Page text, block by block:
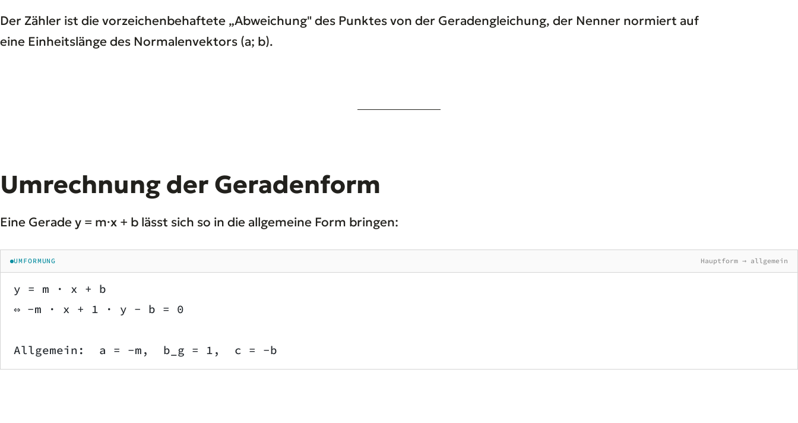
Der Zähler ist die vorzeichenbehaftete „Abweichung" des Punktes von der Geradengleichung, der Nenner normiert auf
eine Einheitslänge des Normalenvektors (a; b).
Umrechnung der Geradenform
Eine Gerade y = m·x + b lässt sich so in die allgemeine Form bringen:
UMFORMUNG Hauptform → allgemein
y = m · x + b
⇔ −m · x + 1 · y − b = 0
Allgemein:  a = −m,  b_g = 1,  c = −b